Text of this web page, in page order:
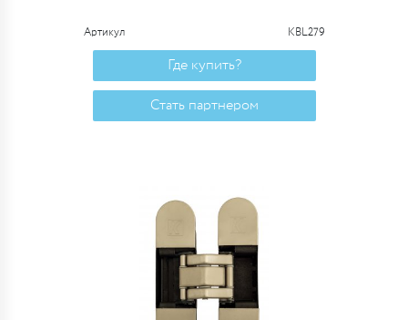
Артикул KBL279
Где купить?
Стать партнером